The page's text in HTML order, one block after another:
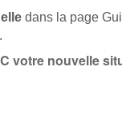
dans la page
votre nouvelle